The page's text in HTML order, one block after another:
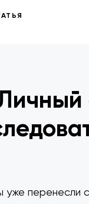
уже перенесли